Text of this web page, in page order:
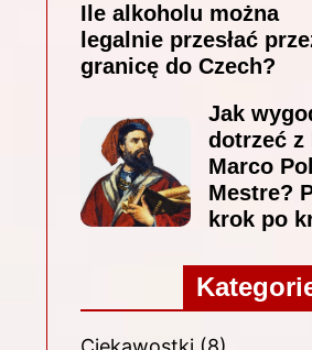
Ile alkoholu można
legalnie przesłać
granicę do Czech?
Jak
dotrzeć
Marco
Mestre?
krok po